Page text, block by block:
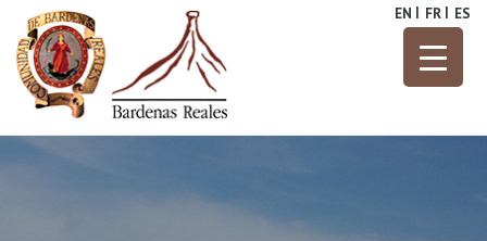
content
Bardenas
Parque Natural
EN FR ES